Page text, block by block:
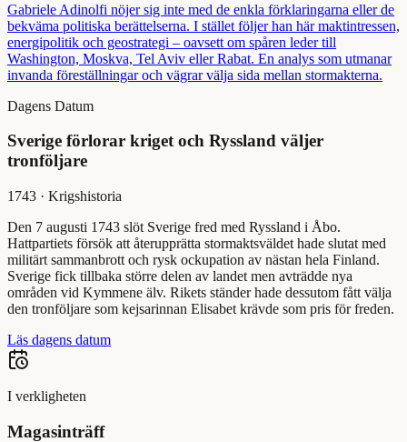
Gabriele Adinolfi nöjer sig inte med de enkla förklaringarna eller de
bekväma politiska berättelserna. I stället följer han här maktintressen,
energipolitik och geostrategi – oavsett om spåren leder till
Washington, Moskva, Tel Aviv eller Rabat. En analys som utmanar
invanda föreställningar och vägrar välja sida mellan stormakterna.
Dagens Datum
Sverige förlorar kriget och Ryssland väljer
tronföljare
1743 · Krigshistoria
Den 7 augusti 1743 slöt Sverige fred med Ryssland i Åbo.
Hattpartiets försök att återupprätta stormaktsväldet hade slutat med
militärt sammanbrott och rysk ockupation av nästan hela Finland.
Sverige fick tillbaka större delen av landet men avträdde nya
områden vid Kymmene älv. Rikets ständer hade dessutom fått välja
den tronföljare som kejsarinnan Elisabet krävde som pris för freden.
Läs dagens datum
I verkligheten
Magasinträff